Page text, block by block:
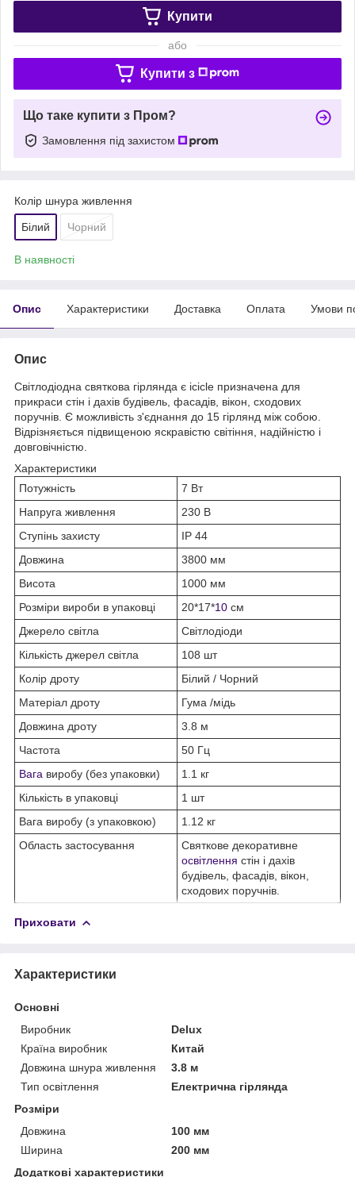
Купити
або
Купити з
Що таке купити з Пром?
Замовлення під захистом
Колір шнура живлення
Білий Чорний
В наявності
Опис Характеристики Доставка Оплата Умови
Опис
Світлодіодна святкова гірлянда є icicle призначена для
прикраси стін і дахів будівель, фасадів, вікон, сходових
поручнів. Є можливість з'єднання до 15 гірлянд між собою.
Відрізняється підвищеною яскравістю світіння, надійністю і
довговічністю.
Характеристики
Потужність
7 Вт
Напруга живлення
230 В
Ступінь захисту
IP 44
Довжина
3800 мм
Висота
1000 мм
Розміри вироби в упаковці
20*17*10 см
Джерело світла
Світлодіоди
Кількість джерел світла
108 шт
Колір дроту
Білий / Чорний
Матеріал дроту
Гума /мідь
Довжина дроту
3.8 м
Частота
50 Гц
Вага виробу (без упаковки)
1.1 кг
Кількість в упаковці
1 шт
Вага виробу (з упаковкою)
1.12 кг
Область застосування
Святкове декоративне
освітлення стін і дахів
будівель, фасадів, вікон,
сходових поручнів.
Приховати
Характеристики
Основні
Виробник
Delux
Країна виробник
Китай
Довжина шнура живлення
3.8 м
Тип освітлення
Електрична гірлянда
Розміри
Довжина
100 мм
Ширина
200 мм
Додаткові характеристики